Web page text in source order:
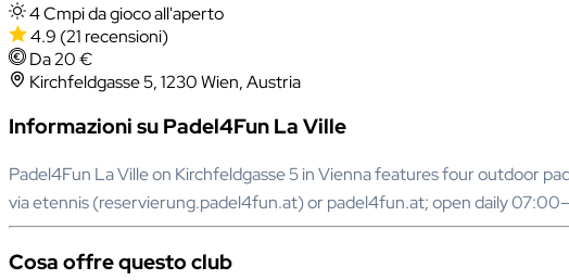
4 Cmpi da gioco all'aperto
4.9 (21 recensioni)
Da 20 €
Kirchfeldgasse 5, 1230 Wien, Austria
Informazioni su Padel4Fun La Ville
Padel4Fun La Ville on Kirchfeldgasse 5 in Vienna features four outdoor
via etennis (reservierung.padel4fun.at) or padel4fun.at; open daily
Cosa offre questo club